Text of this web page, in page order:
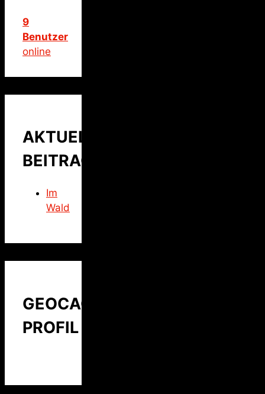
9
Benutzer
online
AKTUELLER
BEITRAG
Im
Wald
GEOCACHING
PROFIL